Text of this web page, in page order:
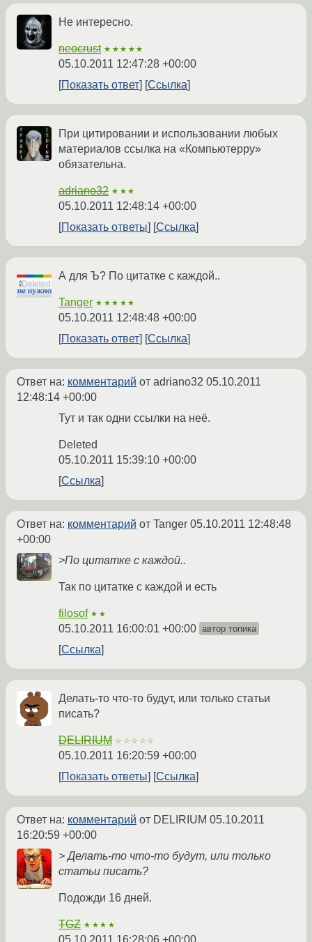
Не интересно.
neocrust ★★★★★
05.10.2011 12:47:28 +00:00
Показать ответ
Ссылка
При цитировании и использовании любых
материалов ссылка на «Компьютерру»
обязательна.
adriano32 ★★★
05.10.2011 12:48:14 +00:00
Показать ответы
Ссылка
А для Ъ? По цитатке с каждой..
Tanger ★★★★★
05.10.2011 12:48:48 +00:00
Показать ответ
Ссылка
Ответ на: комментарий от adriano32 05.10.2011
12:48:14 +00:00
Тут и так одни ссылки на неё.
Deleted
05.10.2011 15:39:10 +00:00
Ссылка
Ответ на: комментарий от Tanger 05.10.2011 12:48:48
+00:00
>По цитатке с каждой..
Так по цитатке с каждой и есть
filosof ★★
05.10.2011 16:00:01 +00:00 автор топика
Ссылка
Делать-то что-то будут, или только статьи
писать?
DELIRIUM ☆☆☆☆☆
05.10.2011 16:20:59 +00:00
Показать ответы
Ссылка
Ответ на: комментарий от DELIRIUM 05.10.2011
16:20:59 +00:00
> Делать-то что-то будут, или только
статьи писать?
Подожди 16 дней.
TGZ ★★★★